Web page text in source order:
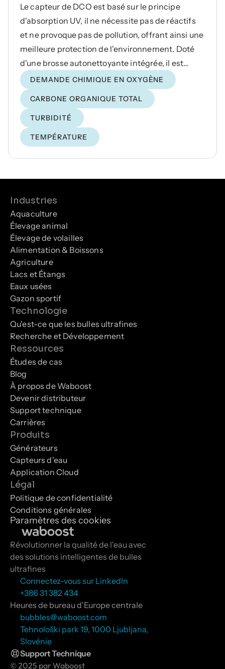
Le capteur de DCO est basé sur le principe
d'absorption UV, il ne nécessite pas de réactifs
et ne provoque pas de pollution, offrant ainsi une
meilleure protection de l'environnement. Doté
d'une brosse autonettoyante intégrée, il est
facile à installer et à utiliser, et même une
surveillance en ligne à long terme conserve une
excellente stabilité.
DEMANDE CHIMIQUE EN OXYGÈNE
CARBONE ORGANIQUE TOTAL
TURBIDITÉ
TEMPÉRATURE
Révolutionner la qualité de l'eau avec
des solutions intelligentes de bulles
ultrafines
Connectez-vous sur LinkedIn
+386 31 382 434
Heures de bureau d'Europe centrale
bubbles@waboost.com
Tehnološki park 19, 1000 Ljubljana,
Slovénie
Support Technique
© 2025 par Waboost
Industries
Aquaculture
Élevage animal
Élevage de volailles
Alimentation & Boissons
Agriculture
Lacs et Étangs
Eaux usées
Gazon sportif
Technologie
Qu'est-ce que les bulles ultrafines
Recherche et Développement
Ressources
Études de cas
Blog
À propos de Waboost
Devenir distributeur
Support technique
Carrières
Produits
Générateurs
Capteurs d'eau
Application Cloud
Légal
Politique de confidentialité
Conditions générales
Paramètres des cookies